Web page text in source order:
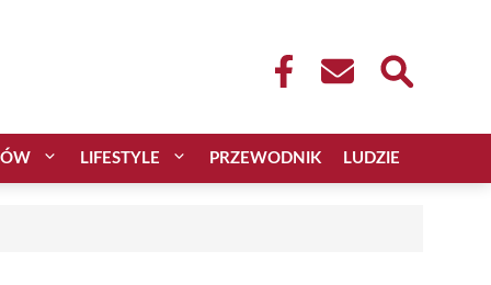
LIFESTYLE PRZEWODNIK LUDZIE